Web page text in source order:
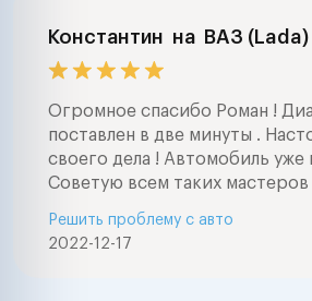
Константин на ВАЗ (Lada)
Огромное спасибо Роман !
поставлен в две минуты .
своего дела ! Автомобиль уже
Советую всем таких мастеров
2022-12-17
Решить проблему с авто